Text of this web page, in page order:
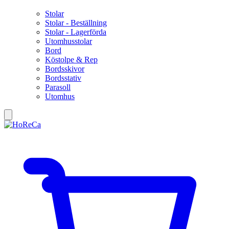
Stolar
Stolar - Beställning
Stolar - Lagerförda
Utomhusstolar
Bord
Köstolpe & Rep
Bordsskivor
Bordsstativ
Parasoll
Utomhus